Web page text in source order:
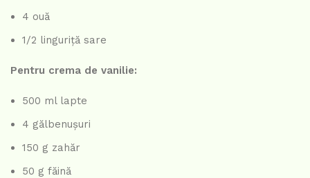
4 ouă
1/2 linguriță sare
Pentru crema de vanilie:
500 ml lapte
4 gălbenușuri
150 g zahăr
50 g făină